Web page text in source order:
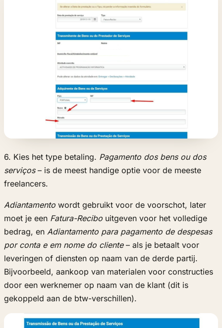
6. Kies het type betaling. Pagamento dos bens ou dos
serviços– is de meest handige optie voor de meeste
freelancers.
Adiantamento wordt gebruikt voor de voorschot, later
moet je een Fatura-Recibo uitgeven voor het volledige
bedrag, en Adiantamento para pagamento de despesas
por conta e em nome do cliente– als je betaalt voor
leveringen of diensten op naam van de derde partij.
Bijvoorbeeld, aankoop van materialen voor constructies
door een werknemer op naam van de klant (dit is
gekoppeld aan de btw-verschillen).